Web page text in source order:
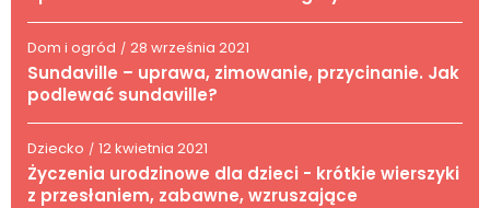
Dom i ogród / 28 września 2021
Sundaville – uprawa, zimowanie, przycinanie. Jak
podlewać sundaville?
Dziecko / 12 kwietnia 2021
Życzenia urodzinowe dla dzieci - krótkie wierszyki
z przesłaniem, zabawne, wzruszające